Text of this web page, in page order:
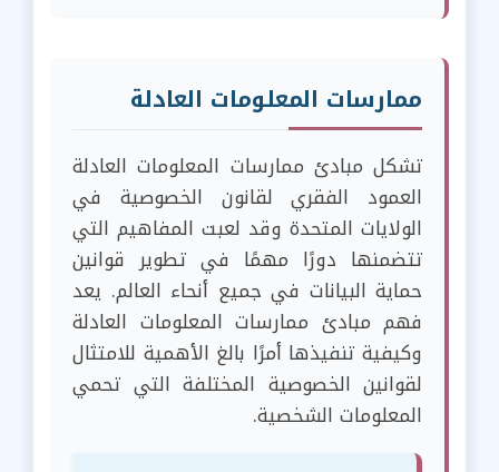
ممارسات المعلومات العادلة
تشكل مبادئ ممارسات المعلومات العادلة
العمود الفقري لقانون الخصوصية في
الولايات المتحدة وقد لعبت المفاهيم التي
تتضمنها دورًا مهمًا في تطوير قوانين
حماية البيانات في جميع أنحاء العالم. يعد
فهم مبادئ ممارسات المعلومات العادلة
وكيفية تنفيذها أمرًا بالغ الأهمية للامتثال
لقوانين الخصوصية المختلفة التي تحمي
المعلومات الشخصية.